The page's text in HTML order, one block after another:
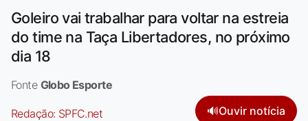
Goleiro vai trabalhar para voltar na estreia
do time na Taça Libertadores, no próximo
dia 18
Fonte Globo Esporte
Redação: SPFC.net 🔊Ouvir notícia